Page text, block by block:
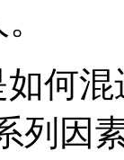
何
列因